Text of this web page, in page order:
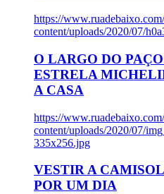
https://
content/uploads/2020/07/
O LARGO DO
ESTRELA
A CASA
https://
content/uploads/2020/07/
335x256.jpg
VESTIR A
POR UM DIA